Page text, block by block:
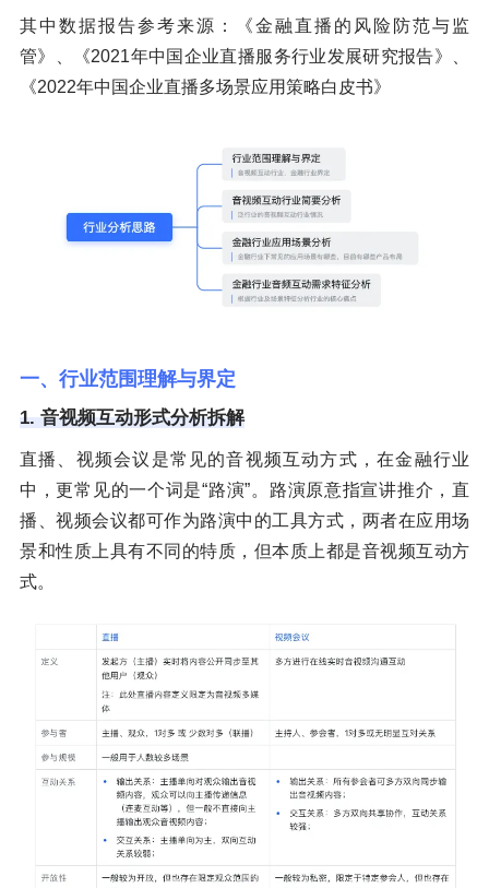
其中数据报告参考来源：《金融直播的风险防范与监
管》、《2021年中国企业直播服务行业发展研究报告》、
《2022年中国企业直播多场景应用策略白皮书》
一、行业范围理解与界定
1. 音视频互动形式分析拆解
直播、视频会议是常见的音视频互动方式，在金融行业
中，更常见的一个词是“路演”。路演原意指宣讲推介，直
播、视频会议都可作为路演中的工具方式，两者在应用场
景和性质上具有不同的特质，但本质上都是音视频互动方
式。